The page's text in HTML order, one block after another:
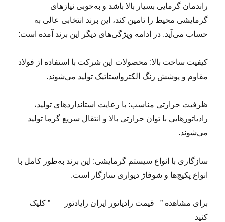
راندمان گرمایی بسیار بالا باشد و به‌خوبی نیازهای
گرمایشی محیط را تامین کند، این برند انتخابی عالی به
حساب می‌آید. در ادامه ویژگی‌های دیگر این برند آمده است:
کیفیت ساخت بالا: محصولات این شرکت با استفاده از فولاد
مقاوم و پوشش رنگ الکترو‌استاتیک تولید می‌شوند.
ظرفیت حرارتی مناسب: با رعایت استانداردهای تولید،
رادیاتورهایی با توان حرارتی بالا و انتقال سریع گرما تولید
می‌شوند.
سازگاری با انواع سیستم گرمایشی: این برند به‌طور کامل با
انواع پکیج‌ها و شوفاژ دیواری سازگار است.
برای مشاهده ” قیمت رادیاتور ایران رایادتور ” کلیک
کنید